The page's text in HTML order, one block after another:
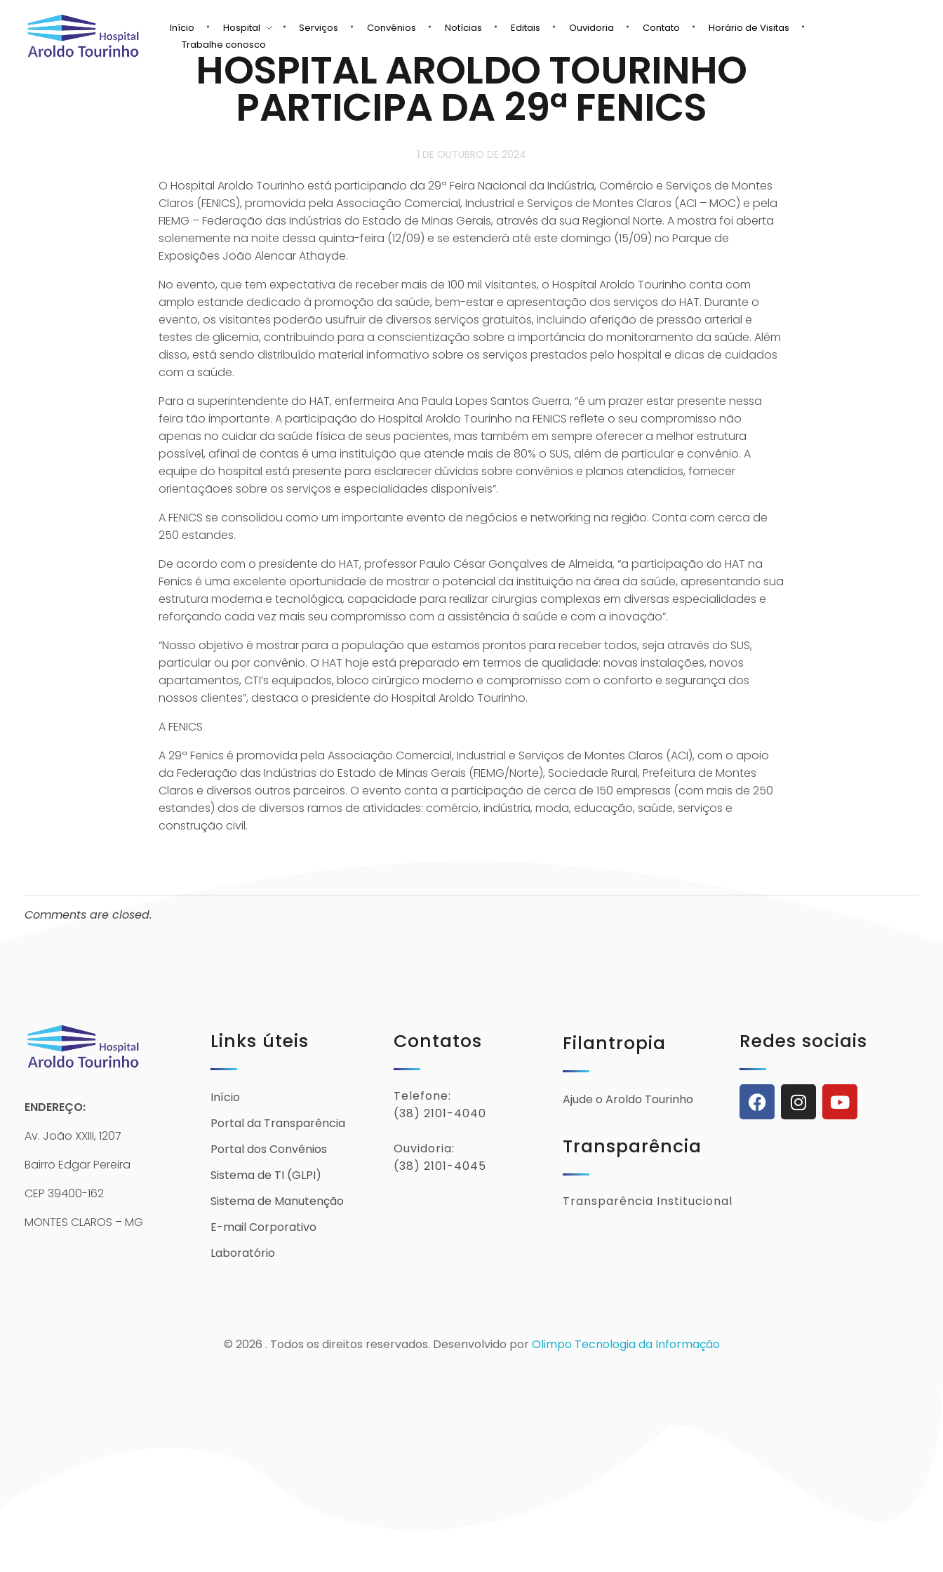
Início Hospital Serviços Convênios Notícias Editais Ouvidoria Contato
Horário de Visitas
Trabalhe conosco
HOSPITAL AROLDO TOURINHO
PARTICIPA DA 29ª FENICS
1 DE OUTUBRO DE 2024
O Hospital Aroldo Tourinho está participando da 29ª Feira Nacional da Indústria, Comércio e Serviços de Montes
Claros (FENICS), promovida pela Associação Comercial, Industrial e Serviços de Montes Claros (ACI – MOC) e pela
FIEMG – Federação das Indústrias do Estado de Minas Gerais, através da sua Regional Norte. A mostra foi aberta
solenemente na noite dessa quinta-feira (12/09) e se estenderá até este domingo (15/09) no Parque de
Exposições João Alencar Athayde.
No evento, que tem expectativa de receber mais de 100 mil visitantes, o Hospital Aroldo Tourinho conta com
amplo estande dedicado à promoção da saúde, bem-estar e apresentação dos serviços do HAT. Durante o
evento, os visitantes poderão usufruir de diversos serviços gratuitos, incluindo aferição de pressão arterial e
testes de glicemia, contribuindo para a conscientização sobre a importância do monitoramento da saúde. Além
disso, está sendo distribuído material informativo sobre os serviços prestados pelo hospital e dicas de cuidados
com a saúde.
Para a superintendente do HAT, enfermeira Ana Paula Lopes Santos Guerra, “é um prazer estar presente nessa
feira tão importante. A participação do Hospital Aroldo Tourinho na FENICS reflete o seu compromisso não
apenas no cuidar da saúde física de seus pacientes, mas também em sempre oferecer a melhor estrutura
possível, afinal de contas é uma instituição que atende mais de 80% o SUS, além de particular e convênio. A
equipe do hospital está presente para esclarecer dúvidas sobre convênios e planos atendidos, fornecer
orientaçãoes sobre os serviços e especialidades disponíveis”.
A FENICS se consolidou como um importante evento de negócios e networking na região. Conta com cerca de
250 estandes.
De acordo com o presidente do HAT, professor Paulo César Gonçalves de Almeida, “a participação do HAT na
Fenics é uma excelente oportunidade de mostrar o potencial da instituição na área da saúde, apresentando sua
estrutura moderna e tecnológica, capacidade para realizar cirurgias complexas em diversas especialidades e
reforçando cada vez mais seu compromisso com a assistência à saúde e com a inovação”.
“Nosso objetivo é mostrar para a população que estamos prontos para receber todos, seja através do SUS,
particular ou por convênio. O HAT hoje está preparado em termos de qualidade: novas instalações, novos
apartamentos, CTI’s equipados, bloco cirúrgico moderno e compromisso com o conforto e segurança dos
nossos clientes”, destaca o presidente do Hospital Aroldo Tourinho.
A FENICS
A 29ª Fenics é promovida pela Associação Comercial, Industrial e Serviços de Montes Claros (ACI), com o apoio
da Federação das Indústrias do Estado de Minas Gerais (FIEMG/Norte), Sociedade Rural, Prefeitura de Montes
Claros e diversos outros parceiros. O evento conta a participação de cerca de 150 empresas (com mais de 250
estandes) dos de diversos ramos de atividades: comércio, indústria, moda, educação, saúde, serviços e
construção civil.
Comments are closed.
ENDEREÇO:
Av. João XXIII, 1207
Bairro Edgar Pereira
CEP 39400-162
MONTES CLAROS – MG
Links úteis
Início
Portal da Transparência
Portal dos Convênios
Sistema de TI (GLPI)
Sistema de Manutenção
E-mail Corporativo
Laboratório
Contatos
Telefone:
(38) 2101-4040
Ouvidoria:
(38) 2101-4045
Filantropia
Ajude o Aroldo Tourinho
Transparência
Transparência Institucional
Redes sociais
© 2026 . Todos os direitos reservados. Desenvolvido porOlimpo Tecnologia da Informação